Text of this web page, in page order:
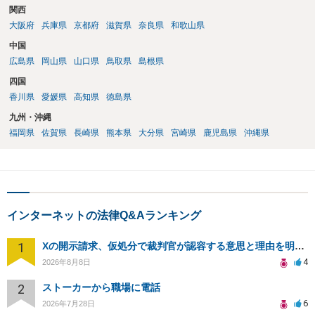
関西
大阪府
兵庫県 京都府 滋賀県 奈良県 和歌山県
中国
広島県
岡山県 山口県 鳥取県 島根県
四国
香川県
愛媛県 高知県 徳島県
九州・沖縄
福岡県
佐賀県 長崎県 熊本県 大分県 宮崎県 鹿児島県 沖縄県
インターネットの法律Q&Aランキング
1 Xの開示請求、仮処分で裁判官が認容する意思と理由を明確化しても、相手側は争って引き延ばしますか
2026年8月8日 4
2 ストーカーから職場に電話
2026年7月28日 6